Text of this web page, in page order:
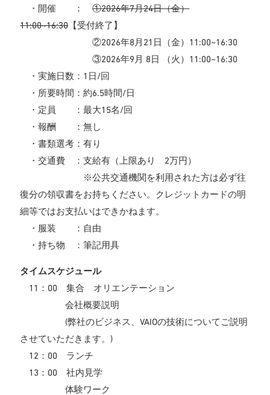
・開催 ：①2026年7月24日（金）
11:00~16:30【受付終了】
②2026年8月21日（金）11:00~16:30
③2026年9月 8日 （火）11:00~16:30
・実施日数：1日/回
・所要時間：約6.5時間/日
・定員 ：最大15名/回
・報酬 ：無し
・書類選考：有り
・交通費 ：支給有（上限あり 2万円）
※公共交通機関を利用された方は必ず往
復分の領収書をお持ちください。クレジットカードの明
細等ではお支払いはできかねます。
・服装 ：自由
・持ち物 ：筆記用具
タイムスケジュール
11：00 集合 オリエンテーション
会社概要説明
(弊社のビジネス、VAIOの技術についてご説明
させていただきます。)
12：00 ランチ
13：00 社内見学
体験ワーク